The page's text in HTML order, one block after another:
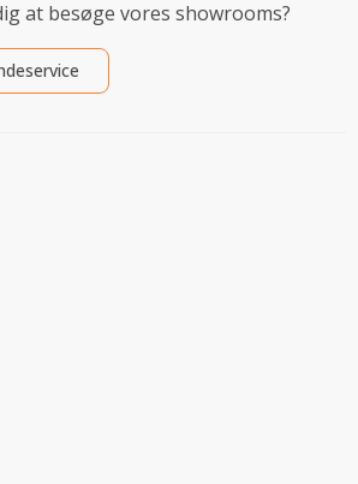
at besøge vores showrooms?